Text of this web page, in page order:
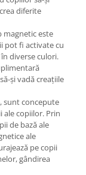
diferite
magnetic este
pot fi activate cu
diverse culori.
și vadă creațiile
sunt concepute
copiilor. Prin
de bază ale
ale
pe copii
gândirea